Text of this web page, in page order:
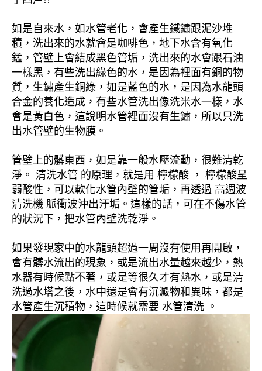
如是自來水，如水管老化，會產生鐵鏽跟泥沙堆
積，洗出來的水就會是咖啡色，地下水含有氧化
錳，管壁上會結成黑色管垢，洗出來的水會跟石油
一樣黑，有些洗出綠色的水，是因為裡面有銅的物
質，生鏽產生銅綠，如是藍色的水，是因為水龍頭
合金的養化造成，有些水管洗出像洗米水一樣，水
會是黃白色，這說明水管裡面沒有生鏽，所以只洗
出水管壁的生物膜。
管壁上的髒東西，如是靠一般水壓流動，很難清乾
淨。 清洗水管 的原理，就是用 檸檬酸 ， 檸檬酸呈
弱酸性，可以軟化水管內壁的管垢，再透過 高週波
清洗機 脈衝波沖出汙垢。這樣的話，可在不傷水管
的狀況下，把水管內壁洗乾淨。
如果發現家中的水龍頭超過一周沒有使用再開啟，
會有髒水流出的現象，或是流出水量越來越少，熱
水器有時候點不著，或是等很久才有熱水，或是清
洗過水塔之後，水中還是會有沉澱物和異味，都是
水管產生沉積物，這時候就需要 水管清洗 。